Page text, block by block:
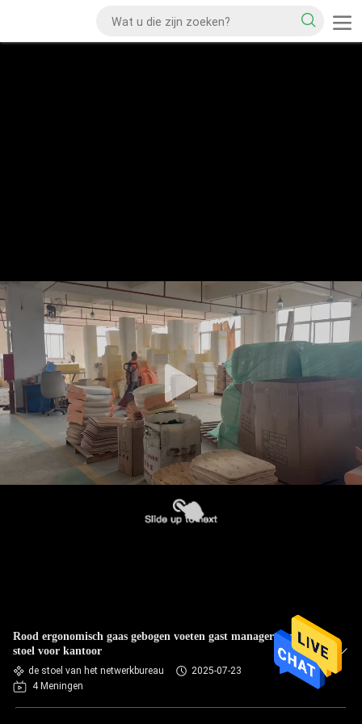
Rood ergonomisch gaas gebogen voeten gast manager kantoor
stoel voor kantoor
de stoel van het netwerkbureau
2025-07-23
4 Meningen